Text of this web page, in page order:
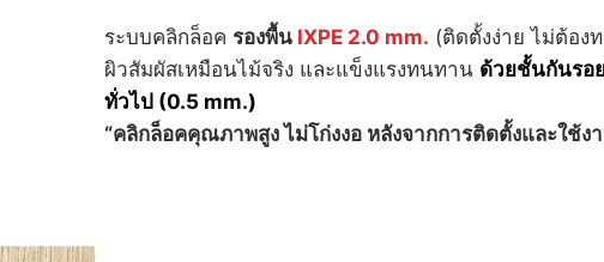
ระบบคลิกล็อค รองพื้น IXPE 2.0 mm. (ติดตั้งง่าย ไม่ต้อง
ผิวสัมผัสเหมือนไม้จริง และแข็งแรงทนทาน ด้วยชั้นกันรอ
ทั่วไป (0.5 mm.)
“คลิกล็อคคุณภาพสูง ไม่โก่งงอ หลังจากการติดตั้งและใช้ง